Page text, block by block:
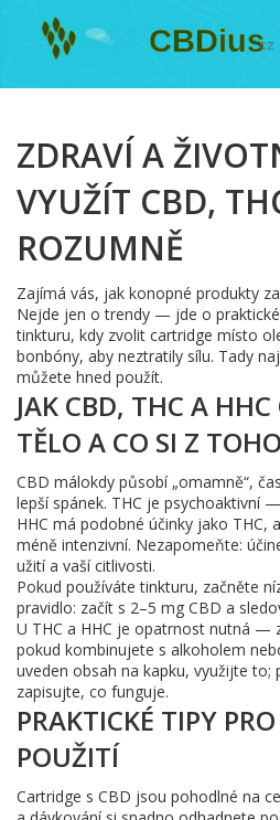
ZDRAVÍ A
VYUŽÍT CBD,
ROZUMNĚ
Zajímá vás, jak konopné produkty
Nejde jen o trendy — jde o
tinkturu, kdy zvolit cartridge místo
bonbóny, aby neztratily sílu. Tady
můžete hned použít.
JAK CBD, THC A
TĚLO A CO SI Z
CBD málokdy působí „omamně“,
lepší spánek. THC je psychoaktivní
HHC má podobné účinky jako THC,
méně intenzivní. Nezapomeňte:
užití a vaší citlivosti.
Pokud používáte tinkturu, začněte
pravidlo: začít s 2–5 mg CBD a
U THC a HHC je opatrnost nutná —
pokud kombinujete s alkoholem
uveden obsah na kapku, využijte
zapisujte, co funguje.
PRAKTICKÉ TIPY
POUŽITÍ
Cartridge s CBD jsou pohodlné na